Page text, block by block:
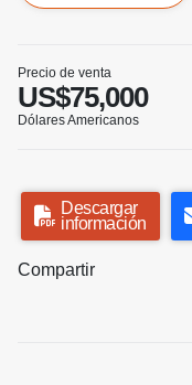
Precio de venta
US$75,000
Dólares Americanos
Descargar
información
Compartir